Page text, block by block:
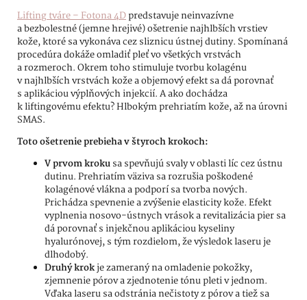
Lifting tváre – Fotona 4Dpredstavuje neinvazívne
a bezbolestné (jemne hrejivé) ošetrenie najhlbších vrstiev
kože, ktoré sa vykonáva cez sliznicu ústnej dutiny. Spomínaná
procedúra dokáže omladiť pleť vo všetkých vrstvách
a rozmeroch. Okrem toho stimuluje tvorbu kolagénu
v najhlbších vrstvách kože a objemový efekt sa dá porovnať
s aplikáciou výplňových injekcií. A ako dochádza
k liftingovému efektu? Hlbokým prehriatím kože, až na úrovni
SMAS.
Toto ošetrenie prebieha v štyroch krokoch:
V prvom krokusa spevňujú svaly v oblasti líc cez ústnu
dutinu. Prehriatím väziva sa rozrušia poškodené
kolagénové vlákna a podporí sa tvorba nových.
Prichádza spevnenie a zvýšenie elasticity kože. Efekt
vyplnenia nosovo-ústnych vrások a revitalizácia pier sa
dá porovnať s injekčnou aplikáciou kyseliny
hyalurónovej, s tým rozdielom, že výsledok laseru je
dlhodobý.
Druhý krokje zameraný na omladenie pokožky,
zjemnenie pórov a zjednotenie tónu pleti v jednom.
Vďaka laseru sa odstránia nečistoty z pórov a tiež sa